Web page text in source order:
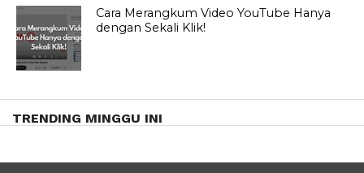
Cara Merangkum Video YouTube Hanya
dengan Sekali Klik!
TRENDING MINGGU INI